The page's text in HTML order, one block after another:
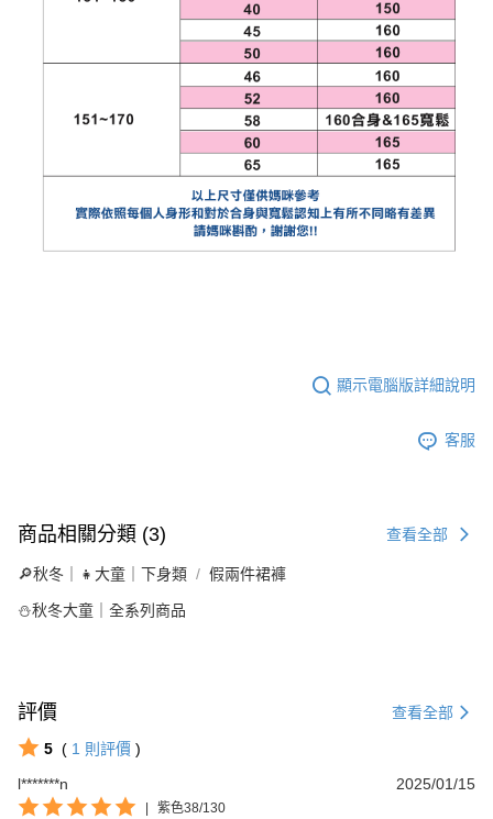
顯示電腦版詳細說明
客服
商品相關分類 (3) 查看全部
🔎秋冬｜👧大童｜下身類 假兩件裙褲
⛄秋冬大童｜全系列商品
評價 查看全部
5 ( 1 則評價 )
l*******n
2025/01/15
紫色38/130